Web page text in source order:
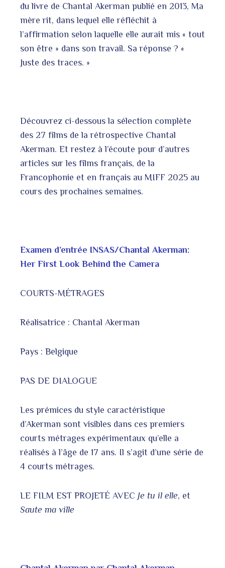
du livre de Chantal Akerman publié en 2013, Ma
mère rit, dans lequel elle réfléchit à
l’affirmation selon laquelle elle aurait mis « tout
son être » dans son travail. Sa réponse ? «
Juste des traces. »
Découvrez ci-dessous la sélection complète
des 27 films de la rétrospective Chantal
Akerman. Et restez à l’écoute pour d’autres
articles sur les films français, de la
Francophonie et en français au MIFF 2025 au
cours des prochaines semaines.
Examen d’entrée INSAS/Chantal Akerman:
Her First Look Behind the Camera
COURTS-MÉTRAGES
Réalisatrice : Chantal Akerman
Pays : Belgique
PAS DE DIALOGUE
Les prémices du style caractéristique
d’Akerman sont visibles dans ces premiers
courts métrages expérimentaux qu’elle a
réalisés à l’âge de 17 ans. Il s’agit d’une série de
4 courts métrages.
LE FILM EST PROJETÉ AVEC Je tu il elle, et
Saute ma ville